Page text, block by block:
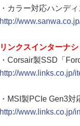
・カラー対応ハンデ
http://
リンクスインターナ
・Corsair製SSD「
http://www.links.co.jp/
・MSI製PCIe Gen3
http://www.links.co.jp/